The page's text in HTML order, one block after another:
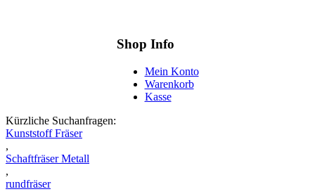
Shop Info
Mein Konto
Warenkorb
Kasse
Kürzliche Suchanfragen:
Kunststoff Fräser
,
Schaftfräser Metall
,
rundfräser